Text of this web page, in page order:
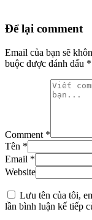
Để lại comment
Email của bạn sẽ
buộc được đánh dấu *
Comment *
Tên *
Email *
Website
Lưu tên của tôi,
lần bình luận kế tiếp